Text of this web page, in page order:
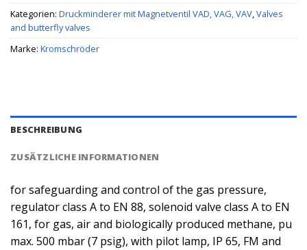
Kategorien: Druckminderer mit Magnetventil VAD, VAG, VAV,Valves
and butterfly valves
Marke: Kromschröder
BESCHREIBUNG
ZUSÄTZLICHE INFORMATIONEN
for safeguarding and control of the gas pressure,
regulator class A to EN 88, solenoid valve class A to EN
161, for gas, air and biologically produced methane, pu
max. 500 mbar (7 psig), with pilot lamp, IP 65, FM and